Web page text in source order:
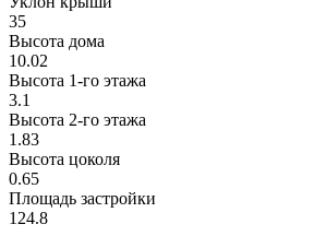
35
Высота дома
10.02
Высота 1-го этажа
3.1
Высота 2-го этажa
1.83
Высота цоколя
0.65
Площадь застройки
124.8